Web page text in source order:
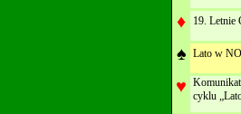
♦ 19. Letnie
♠ Lato w
♥ cyklu